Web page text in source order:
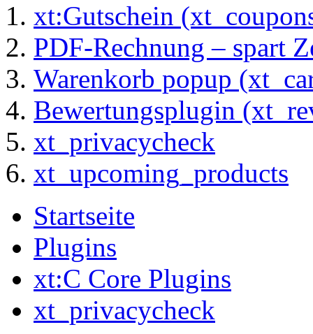
xt:Gutschein
PDF-Rechnung – spart
Warenkorb popup
Bewertungsplugin
xt_privacycheck
xt_upcoming_products
Startseite
Plugins
xt:C Core Plugins
xt_privacycheck